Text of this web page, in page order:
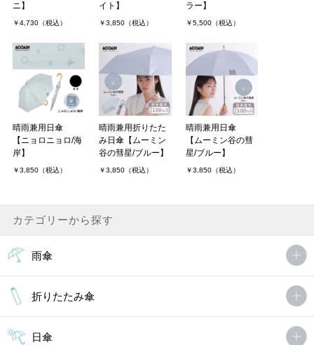
ニ】
￥4,730（税込）
イト】
￥3,850（税込）
ラー】
￥5,500（税込）
晴雨兼用日傘
【ニョロニョロ/海
岸】
￥3,850（税込）
晴雨兼用折りたた
み日傘【ムーミン
谷の彗星/ブルー】
￥3,850（税込）
晴雨兼用日傘
【ムーミン谷の彗
星/ブルー】
￥3,850（税込）
カテゴリーから探す
雨傘
折りたたみ傘
日傘